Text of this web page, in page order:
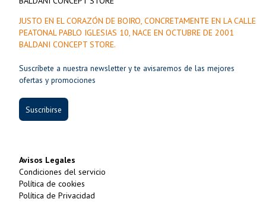
JUSTO EN EL CORAZÓN DE BOIRO, CONCRETAMENTE EN LA CALLE
PEATONAL PABLO IGLESIAS 10, NACE EN OCTUBRE DE 2001
BALDANI CONCEPT STORE.
Suscríbete a nuestra newsletter y te avisaremos de las mejores
ofertas y promociones
Suscribirse
Avisos Legales
Condiciones del servicio
Política de cookies
Política de Privacidad